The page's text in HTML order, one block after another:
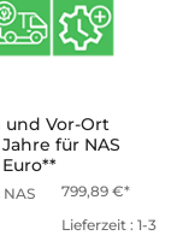
mehr
und Vor-Ort
für NAS
NAS
799,89€
Lieferzeit : 1-3